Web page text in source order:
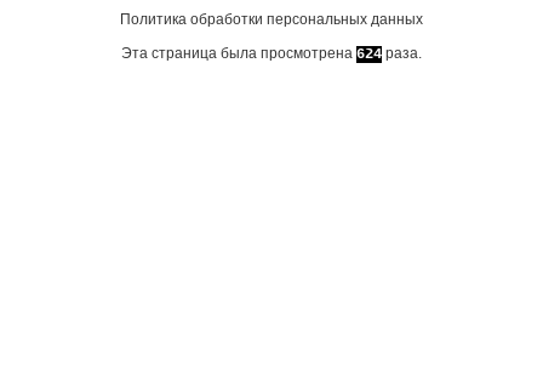
Политика обработки персональных данных
Эта страница была просмотрена 624 раза.